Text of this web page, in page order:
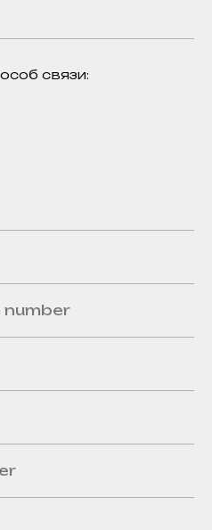
связи: